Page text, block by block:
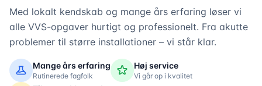
Med lokalt kendskab og mange års erfaring løser vi
alle VVS-opgaver hurtigt og professionelt. Fra akutte
problemer til større installationer – vi står klar.
Mange års erfaring
Rutinerede fagfolk
Høj service
Vi går op i kvalitet